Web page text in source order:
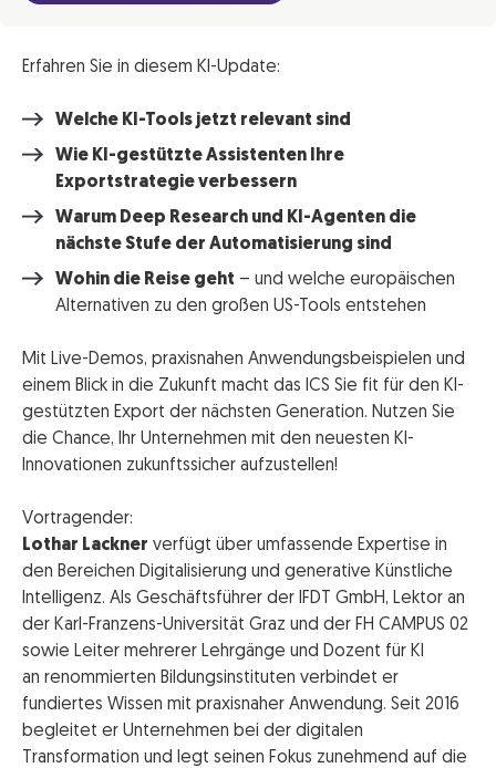
Erfahren Sie in diesem KI-Update:
Welche KI-Tools jetzt relevant sind
Wie KI-gestützte Assistenten Ihre
Exportstrategie verbessern
Warum Deep Research und KI-Agenten die
nächste Stufe der Automatisierung sind
Wohin die Reise geht – und welche europäischen
Alternativen zu den großen US-Tools entstehen
Mit Live-Demos, praxisnahen Anwendungsbeispielen und
einem Blick in die Zukunft macht das ICS Sie fit für den KI-
gestützten Export der nächsten Generation. Nutzen Sie
die Chance, Ihr Unternehmen mit den neuesten KI-
Innovationen zukunftssicher aufzustellen!
Vortragender:
Lothar Lackner verfügt über umfassende Expertise in
den Bereichen Digitalisierung und generative Künstliche
Intelligenz. Als Geschäftsführer der IFDT GmbH, Lektor an
der Karl-Franzens-Universität Graz und der FH CAMPUS 02
sowie Leiter mehrerer Lehrgänge und Dozent für KI
an renommierten Bildungsinstituten verbindet er
fundiertes Wissen mit praxisnaher Anwendung. Seit 2016
begleitet er Unternehmen bei der digitalen
Transformation und legt seinen Fokus zunehmend auf die